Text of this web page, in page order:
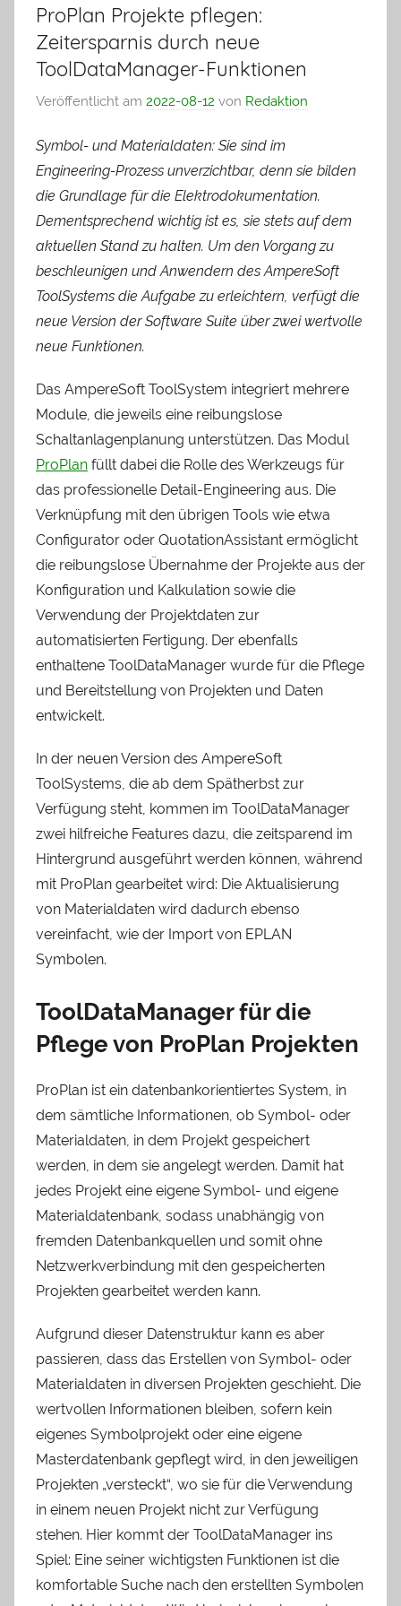
ProPlan Projekte pflegen:
Zeitersparnis durch neue
ToolDataManager-Funktionen
Veröffentlicht am 2022-08-12 von Redaktion
Symbol- und Materialdaten: Sie sind im
Engineering-Prozess unverzichtbar, denn sie bilden
die Grundlage für die Elektrodokumentation.
Dementsprechend wichtig ist es, sie stets auf dem
aktuellen Stand zu halten. Um den Vorgang zu
beschleunigen und Anwendern des AmpereSoft
ToolSystems die Aufgabe zu erleichtern, verfügt die
neue Version der Software Suite über zwei wertvolle
neue Funktionen.
Das AmpereSoft ToolSystem integriert mehrere
Module, die jeweils eine reibungslose
Schaltanlagenplanung unterstützen. Das Modul
ProPlan füllt dabei die Rolle des Werkzeugs für
das professionelle Detail-Engineering aus. Die
Verknüpfung mit den übrigen Tools wie etwa
Configurator oder QuotationAssistant ermöglicht
die reibungslose Übernahme der Projekte aus der
Konfiguration und Kalkulation sowie die
Verwendung der Projektdaten zur
automatisierten Fertigung. Der ebenfalls
enthaltene ToolDataManager wurde für die Pflege
und Bereitstellung von Projekten und Daten
entwickelt.
In der neuen Version des AmpereSoft
ToolSystems, die ab dem Spätherbst zur
Verfügung steht, kommen im ToolDataManager
zwei hilfreiche Features dazu, die zeitsparend im
Hintergrund ausgeführt werden können, während
mit ProPlan gearbeitet wird: Die Aktualisierung
von Materialdaten wird dadurch ebenso
vereinfacht, wie der Import von EPLAN
Symbolen.
ToolDataManager für die
Pflege von ProPlan Projekten
ProPlan ist ein datenbankorientiertes System, in
dem sämtliche Informationen, ob Symbol- oder
Materialdaten, in dem Projekt gespeichert
werden, in dem sie angelegt werden. Damit hat
jedes Projekt eine eigene Symbol- und eigene
Materialdatenbank, sodass unabhängig von
fremden Datenbankquellen und somit ohne
Netzwerkverbindung mit den gespeicherten
Projekten gearbeitet werden kann.
Aufgrund dieser Datenstruktur kann es aber
passieren, dass das Erstellen von Symbol- oder
Materialdaten in diversen Projekten geschieht. Die
wertvollen Informationen bleiben, sofern kein
eigenes Symbolprojekt oder eine eigene
Masterdatenbank gepflegt wird, in den jeweiligen
Projekten „versteckt“, wo sie für die Verwendung
in einem neuen Projekt nicht zur Verfügung
stehen. Hier kommt der ToolDataManager ins
Spiel: Eine seiner wichtigsten Funktionen ist die
komfortable Suche nach den erstellten Symbolen